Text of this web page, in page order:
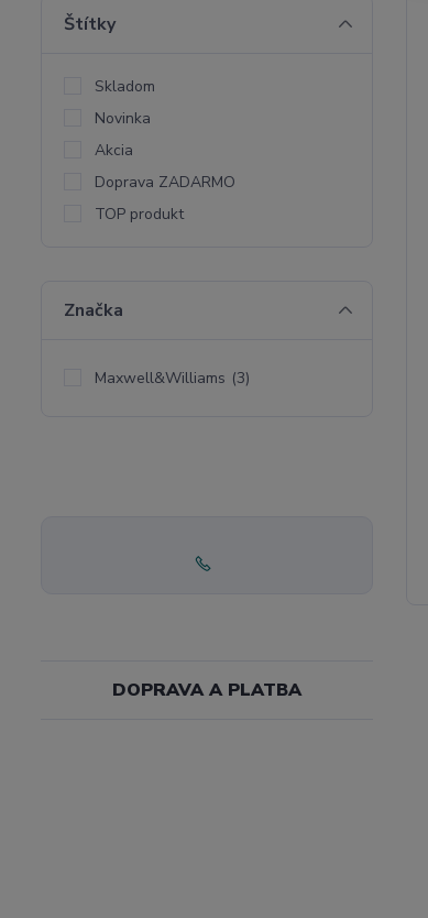
Štítky
Skladom
Novinka
Akcia
Doprava ZADARMO
TOP produkt
Značka
Maxwell&Williams (3)
DOPRAVA A PLATBA